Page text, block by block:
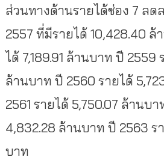
ส่วนทางด้านรายได้ช่อง 7 ล
2557 ที่มีรายได้ 10,428.40
ได้ 7,189.91 ล้านบาท ปี 2559
ล้านบาท ปี 2560 รายได้
2561 รายได้ 5,750.07 ล้านบ
4,832.28 ล้านบาท ปี 2563 ร
บาท